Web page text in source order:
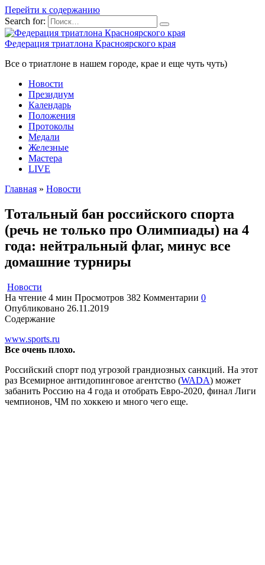
Перейти к содержанию
Search for:
Федерация триатлона Красноярского края
Все о триатлоне в нашем городе, крае и еще чуть чуть)
Новости
Президиум
Календарь
Положения
Протоколы
Медали
Железные
Мастера
LIVE
Главная » Новости
Тотальный бан российского спорта
(речь не только про Олимпиады) на 4
года: нейтральный флаг, минус все
домашние турниры
Новости
На чтение 4 мин Просмотров 382 Комментарии 0
Опубликовано 26.11.2019
Содержание
www.sports.ru
Все очень плохо.
Российский спорт под угрозой грандиозных санкций. На этот
раз Всемирное антидопинговое агентство (WADA) может
забанить Россию на 4 года и отобрать Евро-2020, финал Лиги
чемпионов, ЧМ по хоккею и много чего еще.